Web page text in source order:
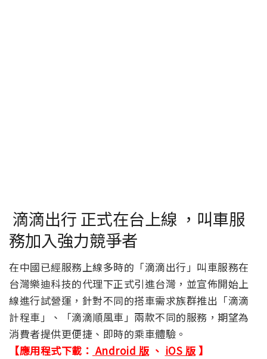
滴滴出行 正式在台上線 ，叫車服
務加入強力競爭者
在中國已經服務上線多時的「滴滴出行」叫車服務在
台灣樂迪科技的代理下正式引進台灣，並宣佈開始上
線進行試營運，針對不同的搭車需求族群推出「滴滴
計程車」、「滴滴順風車」兩款不同的服務，期望為
消費者提供更便捷、即時的乘車體驗。
【應用程式下載： Android 版 、 iOS 版 】